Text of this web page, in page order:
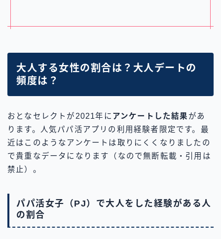
大人する女性の割合は？大人デートの
頻度は？
おとなセレクトが2021年に アンケートした結果 があ
ります。人気パパ活アプリの利用経験者限定です。最
近はこのようなアンケートは取りにくくなりましたの
で貴重なデータになります（なので無断転載・引用は
禁止）。
パパ活女子（PJ）で大人をした経験がある人
の割合